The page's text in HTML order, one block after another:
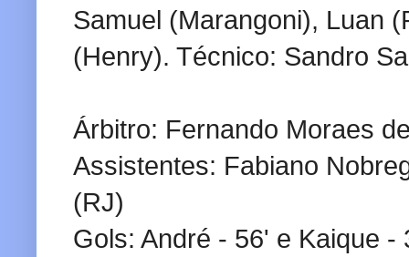
Samuel (Marangoni), Luan
(Henry). Técnico: Sandro
Árbitro: Fernando Moraes
Assistentes: Fabiano
(RJ)
Gols: André - 56' e Kaique -